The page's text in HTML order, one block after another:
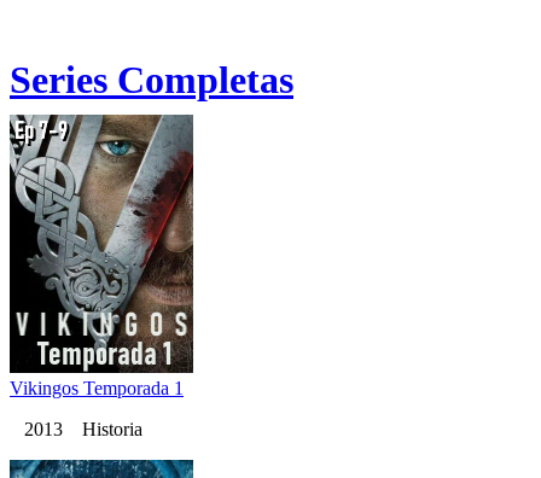
Series Completas
Vikingos Temporada 1
2013 Historia